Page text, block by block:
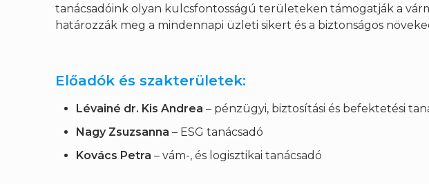
tanácsadóink olyan kulcsfontosságú területeken támogatják a
határozzák meg a mindennapi üzleti sikert és a biztonságos
Előadók és szakterületek:
Lévainé dr. Kis Andrea – pénzügyi, biztosítási és befektetési
Nagy Zsuzsanna – ESG tanácsadó
Kovács Petra – vám-, és logisztikai tanácsadó